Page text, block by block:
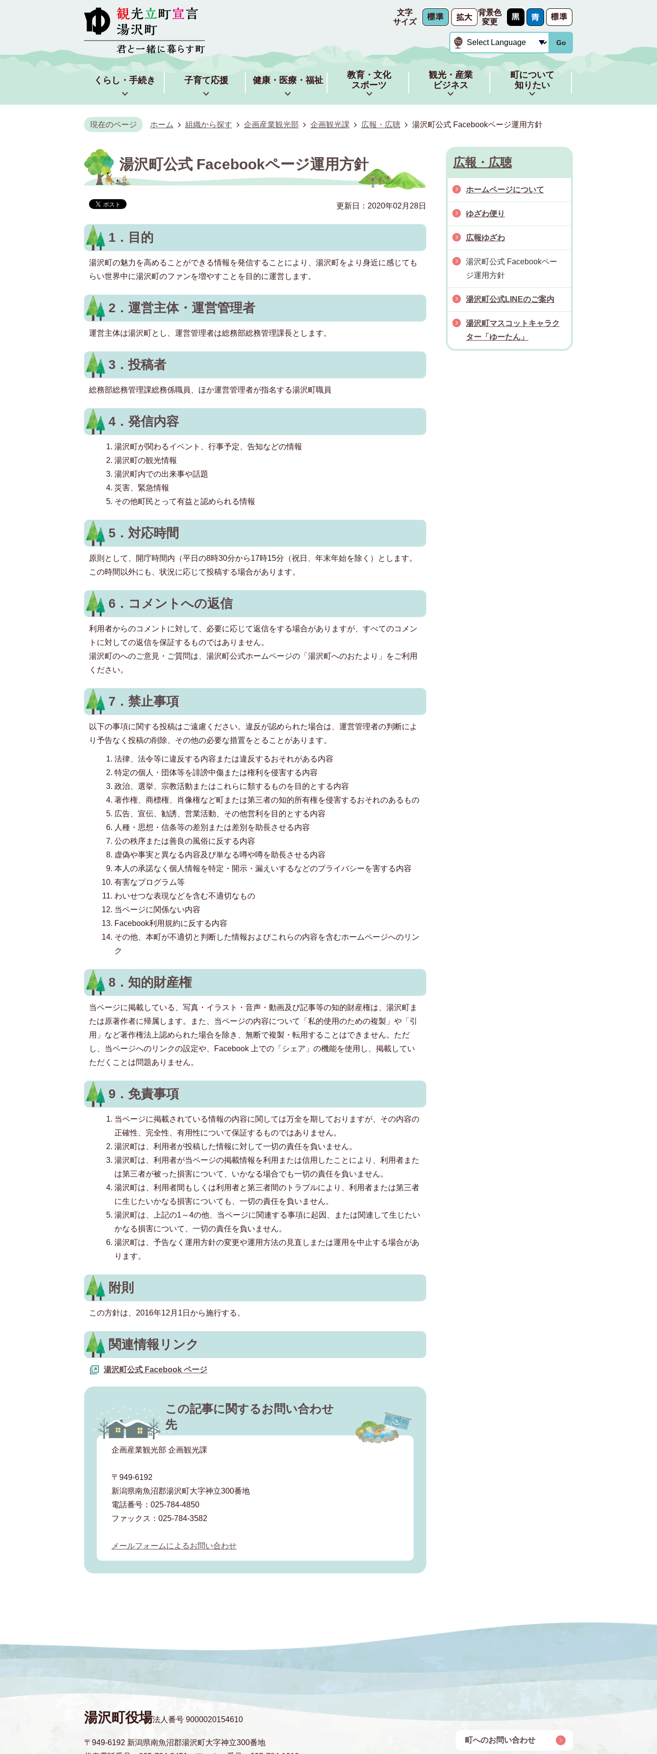
文字
サイズ
背景色
変更
Go
くらし・手続き 子育て応援 健康・医療・福祉
教育・文化
スポーツ
観光・産業
ビジネス
町について
知りたい
現在のページ ホーム 組織から探す 企画産業観光部 企画観光課 広報・広聴 湯沢町公式 Facebookページ運用方針
湯沢町公式 Facebookページ運用方針
更新日：2020年02月28日
1．目的
湯沢町の魅力を高めることができる情報を発信することにより、湯沢町をより身近に感じても
らい世界中に湯沢町のファンを増やすことを目的に運営します。
2．運営主体・運営管理者
運営主体は湯沢町とし、運営管理者は総務部総務管理課長とします。
3．投稿者
総務部総務管理課総務係職員、ほか運営管理者が指名する湯沢町職員
4．発信内容
湯沢町が関わるイベント、行事予定、告知などの情報
湯沢町の観光情報
湯沢町内での出来事や話題
災害、緊急情報
その他町民とって有益と認められる情報
5．対応時間
原則として、開庁時間内（平日の8時30分から17時15分（祝日、年末年始を除く）とします。
この時間以外にも、状況に応じて投稿する場合があります。
6．コメントへの返信
利用者からのコメントに対して、必要に応じて返信をする場合がありますが、すべてのコメン
トに対しての返信を保証するものではありません。
湯沢町のへのご意見・ご質問は、湯沢町公式ホームページの「湯沢町へのおたより」をご利用
ください。
7．禁止事項
以下の事項に関する投稿はご遠慮ください。違反が認められた場合は、運営管理者の判断によ
り予告なく投稿の削除、その他の必要な措置をとることがあります。
法律、法令等に違反する内容または違反するおそれがある内容
特定の個人・団体等を誹謗中傷または権利を侵害する内容
政治、選挙、宗教活動またはこれらに類するものを目的とする内容
著作権、商標権、肖像権など町または第三者の知的所有権を侵害するおそれのあるもの
広告、宣伝、勧誘、営業活動、その他営利を目的とする内容
人種・思想・信条等の差別または差別を助長させる内容
公の秩序または善良の風俗に反する内容
虚偽や事実と異なる内容及び単なる噂や噂を助長させる内容
本人の承諾なく個人情報を特定・開示・漏えいするなどのプライバシーを害する内容
有害なプログラム等
わいせつな表現などを含む不適切なもの
当ページに関係ない内容
Facebook利用規約に反する内容
その他、本町が不適切と判断した情報およびこれらの内容を含むホームページへのリン
ク
8．知的財産権
当ページに掲載している、写真・イラスト・音声・動画及び記事等の知的財産権は、湯沢町ま
たは原著作者に帰属します。また、当ページの内容について「私的使用のための複製」や「引
用」など著作権法上認められた場合を除き、無断で複製・転用することはできません。ただ
し、当ページへのリンクの設定や、Facebook 上での「シェア」の機能を使用し、掲載してい
ただくことは問題ありません。
9．免責事項
当ページに掲載されている情報の内容に関しては万全を期しておりますが、その内容の
正確性、完全性、有用性について保証するものではありません。
湯沢町は、利用者が投稿した情報に対して一切の責任を負いません。
湯沢町は、利用者が当ページの掲載情報を利用または信用したことにより、利用者また
は第三者が被った損害について、いかなる場合でも一切の責任を負いません。
湯沢町は、利用者間もしくは利用者と第三者間のトラブルにより、利用者または第三者
に生じたいかなる損害についても、一切の責任を負いません。
湯沢町は、上記の1～4の他、当ページに関連する事項に起因、または関連して生じたい
かなる損害について、一切の責任を負いません。
湯沢町は、予告なく運用方針の変更や運用方法の見直しまたは運用を中止する場合があ
ります。
附則
この方針は、2016年12月1日から施行する。
関連情報リンク
湯沢町公式 Facebook ページ
この記事に関するお問い合わせ
先
企画産業観光部 企画観光課
〒949-6192
新潟県南魚沼郡湯沢町大字神立300番地
電話番号：025-784-4850
ファックス：025-784-3582
メールフォームによるお問い合わせ
広報・広聴
ホームページについて
ゆざわ便り
広報ゆざわ
湯沢町公式 Facebookペー
ジ運用方針
湯沢町公式LINEのご案内
湯沢町マスコットキャラク
ター「ゆーたん」
湯沢町役場法人番号 9000020154610
〒949-6192 新潟県南魚沼郡湯沢町大字神立300番地
町へのお問い合わせ